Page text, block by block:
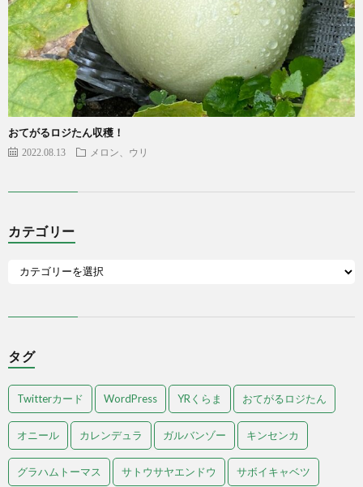
おてがるロジたん収穫！
2022.08.13 メロン、ウリ
カテゴリー
タグ
Twitterカード WordPress YRくらま おてがるロジたん
オニール カレンデュラ ガルバンゾー キンセンカ
グラハムトーマス サトウサヤエンドウ サボイキャベツ